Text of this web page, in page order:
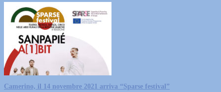
Camerino, il 14 novembre 2021 arriva “Sparse festival”